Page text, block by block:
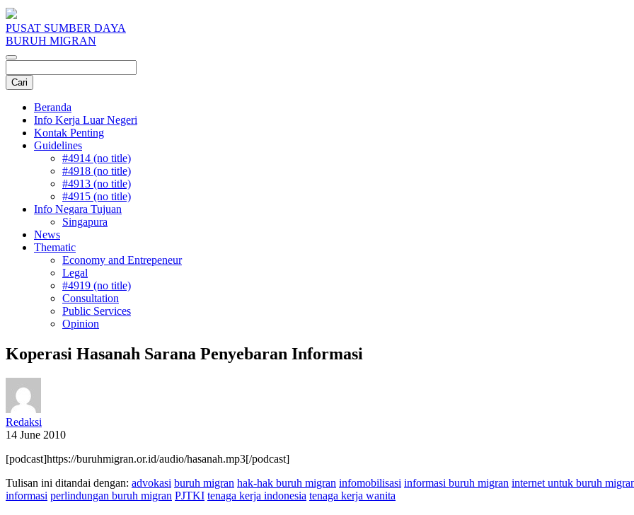
PUSAT SUMBER DAYA
BURUH MIGRAN
Beranda
Info Kerja Luar Negeri
Kontak Penting
Guidelines
#4914 (no title)
#4918 (no title)
#4913 (no title)
#4915 (no title)
Info Negara Tujuan
Singapura
News
Thematic
Economy and Entrepeneur
Legal
#4919 (no title)
Consultation
Public Services
Opinion
Koperasi Hasanah Sarana Penyebaran Informasi
Redaksi
14 June 2010
[podcast]https://buruhmigran.or.id/audio/hasanah.mp3[/podcast]
Tulisan ini ditandai dengan: advokasi buruh migran hak-hak buruh migran infomobilisasi informasi buruh migran internet untuk buruh
informasi perlindungan buruh migran PJTKI tenaga kerja indonesia tenaga kerja wanita